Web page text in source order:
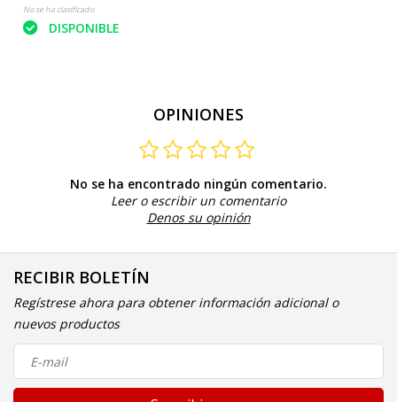
No se ha clasificado
DISPONIBLE
OPINIONES
No se ha encontrado ningún comentario.
Leer o escribir un comentario
Denos su opinión
RECIBIR BOLETÍN
Regístrese ahora para obtener información adicional o
nuevos productos